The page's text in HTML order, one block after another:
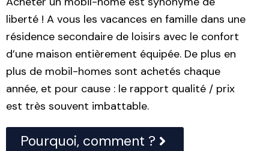
liberté ! A vous les vacances en famille dans une
résidence secondaire de loisirs avec le confort
d’une maison entièrement équipée. De plus en
plus de mobil-homes sont achetés chaque
année, et pour cause : le rapport qualité / prix
est très souvent imbattable.
Pourquoi, comment ?